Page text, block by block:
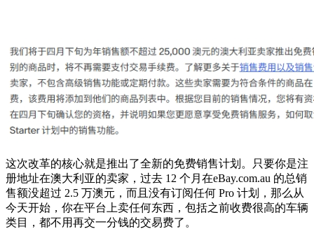
这次改革的核心就是推出了全新的免费销售计划。只要你是注
册地址在澳大利亚的卖家，过去 12 个月在eBay.com.au 的总销
售额没超过 2.5 万澳元，而且没有订阅任何 Pro 计划，那么从
今天开始，你在平台上卖任何东西，包括之前收费很高的车辆
类目，都不用再交一分钱的交易费了。